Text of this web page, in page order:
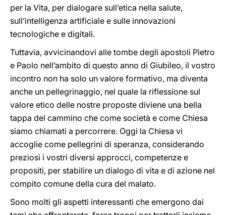
per la Vita, per dialogare sull’etica nella salute,
sull’intelligenza artificiale e sulle innovazioni
tecnologiche e digitali.
Tuttavia, avvicinandovi alle tombe degli apostoli Pietro
e Paolo nell’ambito di questo anno di Giubileo, il vostro
incontro non ha solo un valore formativo, ma diventa
anche un pellegrinaggio, nel quale la riflessione sul
valore etico delle nostre proposte diviene una bella
tappa del cammino che come società e come Chiesa
siamo chiamati a percorrere. Oggi la Chiesa vi
accoglie come pellegrini di speranza, considerando
preziosi i vostri diversi approcci, competenze e
propositi, per stabilire un dialogo di vita e di azione nel
compito comune della cura del malato.
Sono molti gli aspetti interessanti che emergono dai